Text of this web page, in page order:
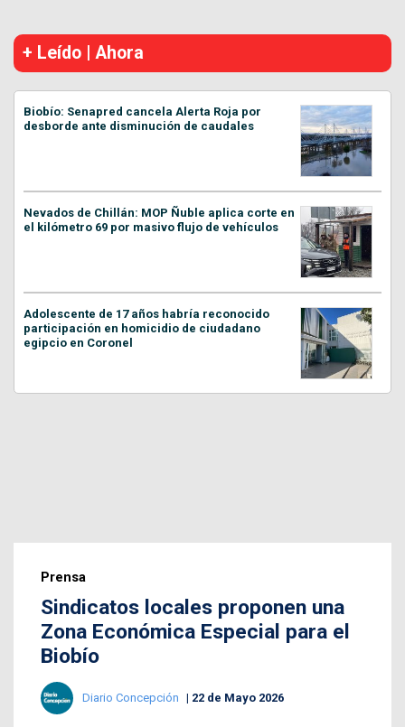
+ Leído | Ahora
Biobío: Senapred cancela Alerta Roja por
desborde ante disminución de caudales
Nevados de Chillán: MOP Ñuble aplica corte en
el kilómetro 69 por masivo flujo de vehículos
Adolescente de 17 años habría reconocido
participación en homicidio de ciudadano
egipcio en Coronel
Prensa
Sindicatos locales proponen una
Zona Económica Especial para el
Biobío
Diario Concepción 22 de Mayo 2026